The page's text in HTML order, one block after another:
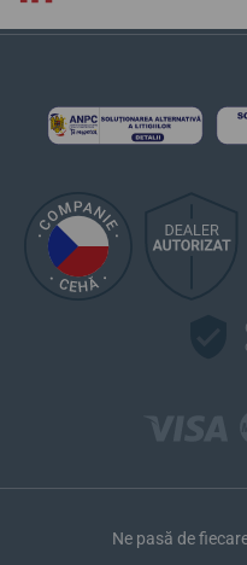
Ne pasă de